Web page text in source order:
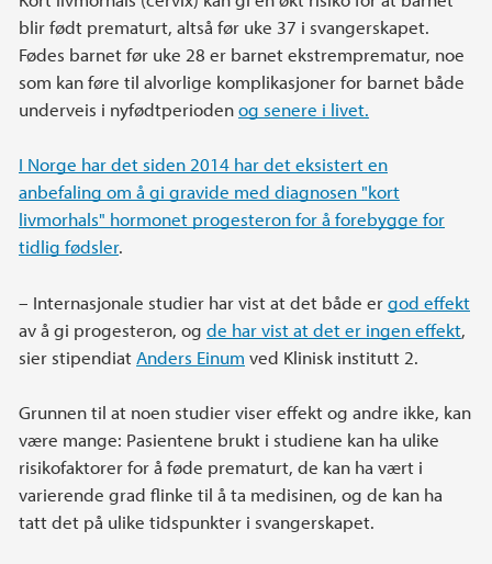
blir født prematurt, altså før uke 37 i svangerskapet.
Fødes barnet før uke 28 er barnet ekstremprematur, noe
som kan føre til alvorlige komplikasjoner for barnet både
underveis i nyfødtperiodenog senere i livet.
I Norge har det siden 2014 har det eksistert en
anbefaling om å gi gravide med diagnosen "kort
livmorhals" hormonet progesteron for å forebygge for
tidlig fødsler.
– Internasjonale studier har vist at det både ergod effekt
av å gi progesteron, og de har vist at det er ingen effekt,
sier stipendiat Anders Einum ved Klinisk institutt 2.
Grunnen til at noen studier viser effekt og andre ikke, kan
være mange: Pasientene brukt i studiene kan ha ulike
risikofaktorer for å føde prematurt, de kan ha vært i
varierende grad flinke til å ta medisinen, og de kan ha
tatt det på ulike tidspunkter i svangerskapet.